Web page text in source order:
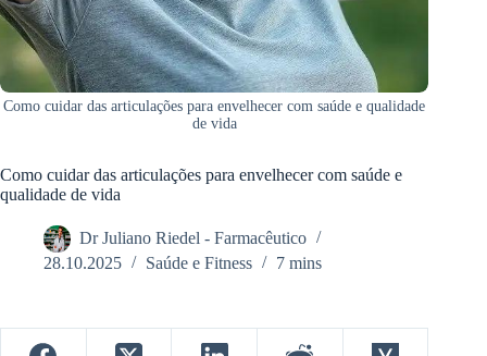
Como cuidar das articulações para envelhecer com saúde e qualidade
de vida
Como cuidar das articulações para envelhecer com saúde e
qualidade de vida
Dr Juliano Riedel - Farmacêutico
28.10.2025
Saúde e Fitness 7 mins